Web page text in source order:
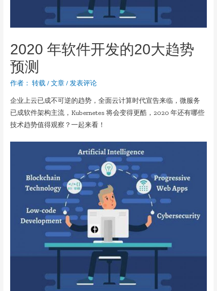
2020 年软件开发的20大趋势
预测
作者： 转载/文章/发表评论
企业上云已成不可逆的趋势，全面云计算时代宣告来临，微服务
已成软件架构主流，Kubernetes 将会变得更酷，2020 年还有哪些
技术趋势值得观察？一起来看！